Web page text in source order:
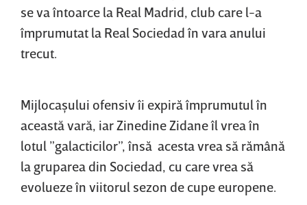
se va întoarce la Real Madrid, club care l-a
împrumutat la Real Sociedad în vara anului
trecut.
Mijlocaşului ofensiv îi expiră împrumutul în
această vară, iar Zinedine Zidane îl vrea în
lotul ”galacticilor”, însă acesta vrea să rămână
la gruparea din Sociedad, cu care vrea să
evolueze în viitorul sezon de cupe europene.